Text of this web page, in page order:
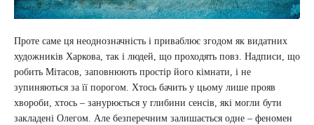
Проте саме ця неоднозначність і приваблює згодом як видатних
художників Харкова, так і людей, що проходять повз. Надписи, що
робить Мітасов, заповнюють простір його кімнати, і не
зупиняються за її порогом. Хтось бачить у цьому лише прояв
хвороби, хтось – занурюється у глибини сенсів, які могли бути
закладені Олегом. Але безперечним залишається одне – феномен